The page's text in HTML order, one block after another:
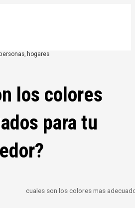
hogares
los colores
para tu